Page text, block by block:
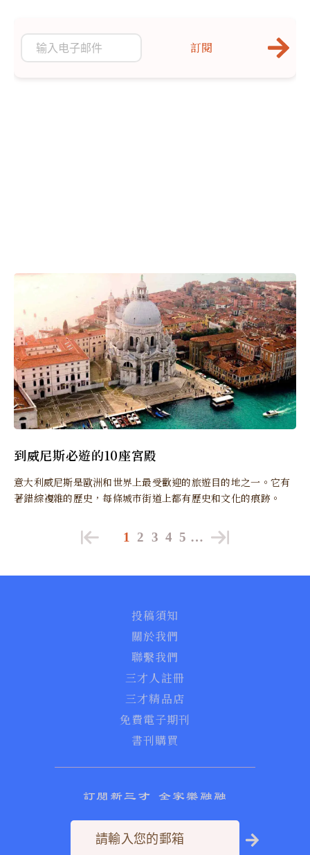
到威尼斯必遊的10座宮殿
意大利威尼斯是歐洲和世界上最受歡迎的旅遊目的地之一。它有
著錯綜複雜的歷史，每條城市街道上都有歷史和文化的痕跡。
訂閱
1 2 3 4 5 …
投稿須知
關於我們
聯繫我們
三才人註冊
三才精品店
免費電子期刊
書刊購買
訂閱新三才 全家樂融融